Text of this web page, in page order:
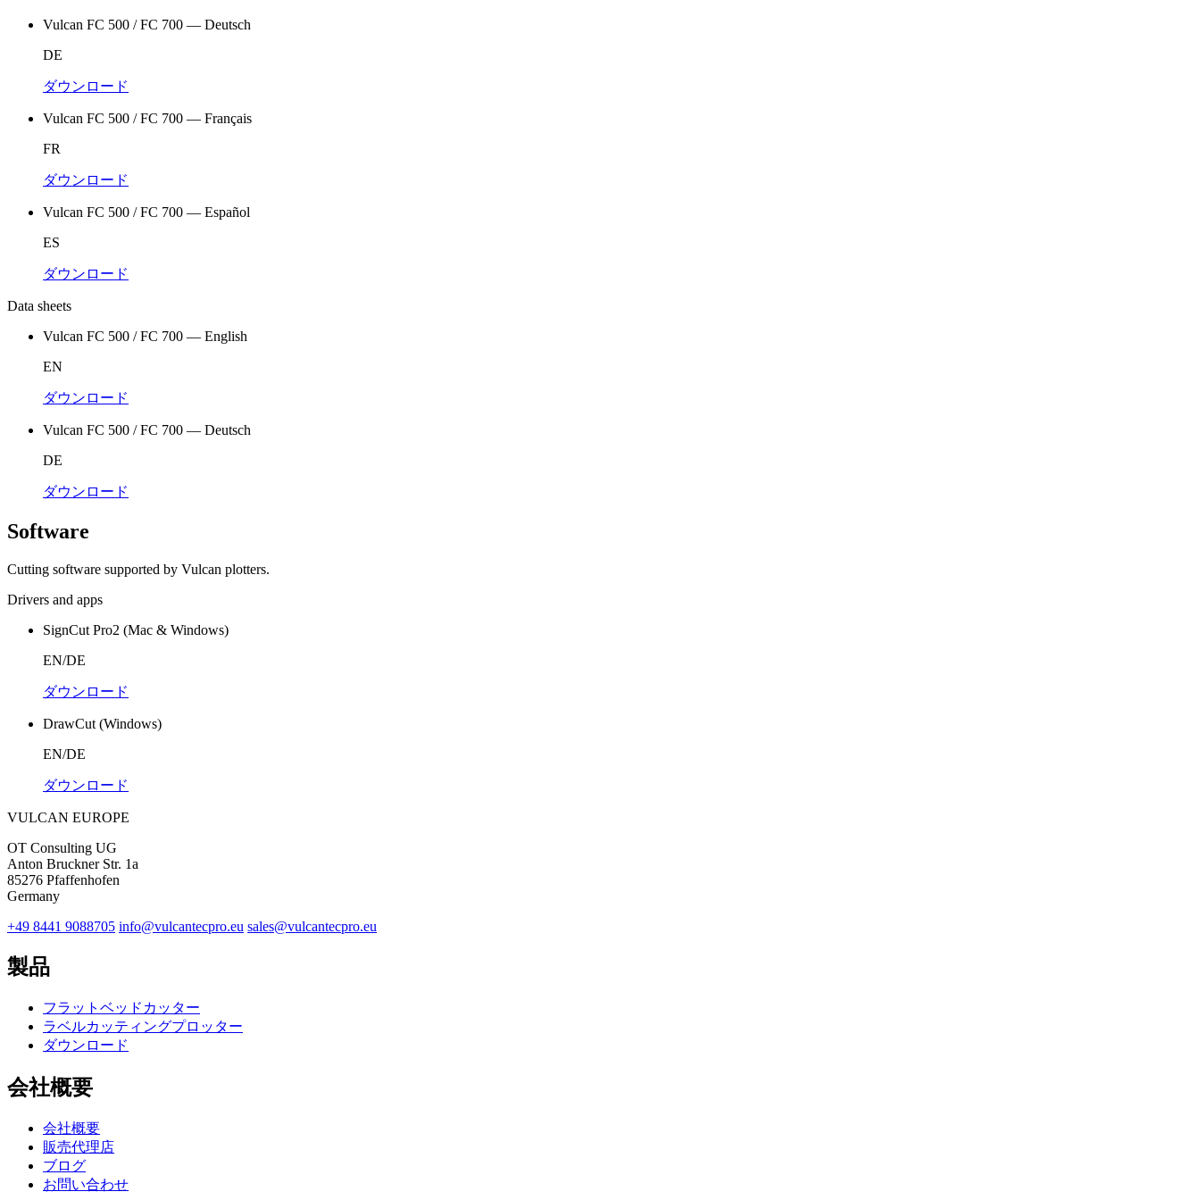
Vulcan FC 500 / FC 700 — Deutsch
DE
ダウンロード
Vulcan FC 500 / FC 700 — Français
FR
ダウンロード
Vulcan FC 500 / FC 700 — Español
ES
ダウンロード
Data sheets
Vulcan FC 500 / FC 700 — English
EN
ダウンロード
Vulcan FC 500 / FC 700 — Deutsch
DE
ダウンロード
Software
Cutting software supported by Vulcan plotters.
Drivers and apps
SignCut Pro2 (Mac & Windows)
EN/DE
ダウンロード
DrawCut (Windows)
EN/DE
ダウンロード
VULCAN EUROPE
OT Consulting UG
Anton Bruckner Str. 1a
85276 Pfaffenhofen
Germany
+49 8441 9088705 info@vulcantecpro.eu sales@vulcantecpro.eu
製品
フラットベッドカッター
ラベルカッティングプロッター
ダウンロード
会社概要
会社概要
販売代理店
ブログ
お問い合わせ